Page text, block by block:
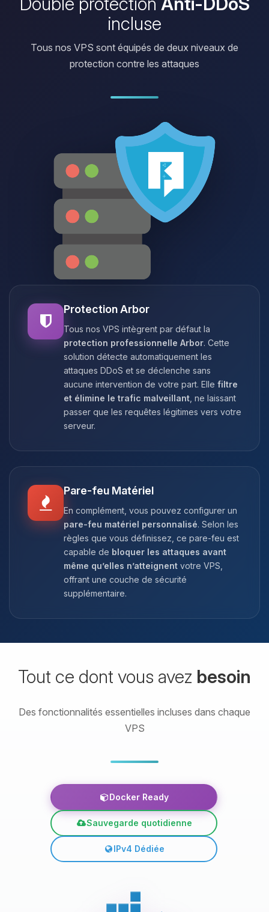
incluse
Tous nos VPS sont équipés de deux niveaux de
protection contre les attaques
Protection Arbor
Tous nos VPS intègrent par défaut la
protection professionnelle Arbor. Cette
solution détecte automatiquement les
attaques DDoS et se déclenche sans
aucune intervention de votre part. Elle filtre
et élimine le trafic malveillant , ne laissant
passer que les requêtes légitimes vers votre
serveur.
Pare-feu Matériel
En complément, vous pouvez configurer un
pare-feu matériel personnalisé. Selon les
règles que vous définissez, ce pare-feu est
capable de bloquer les attaques avant
même qu’elles n’atteignent votre VPS,
offrant une couche de sécurité
supplémentaire.
Tout ce dont vous avez besoin
Des fonctionnalités essentielles incluses dans chaque
VPS
Docker Ready
Sauvegarde quotidienne
IPv4 Dédiée